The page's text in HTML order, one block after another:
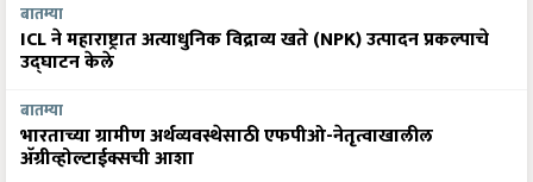
बातम्या
ICL ने महाराष्ट्रात अत्याधुनिक विद्राव्य खते (NPK) उत्पादन प्रकल्पाचे
उद्घाटन केले
बातम्या
भारताच्या ग्रामीण अर्थव्यवस्थेसाठी एफपीओ-नेतृत्वाखालील
अ‍ॅग्रीव्होल्टाईक्सची आशा